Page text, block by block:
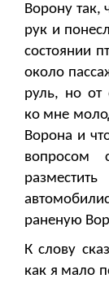
Ворону так,
рук и
состоянии
около
руль, но от
ко мне
Ворона и
вопросом
раненую
К слову
как я мало